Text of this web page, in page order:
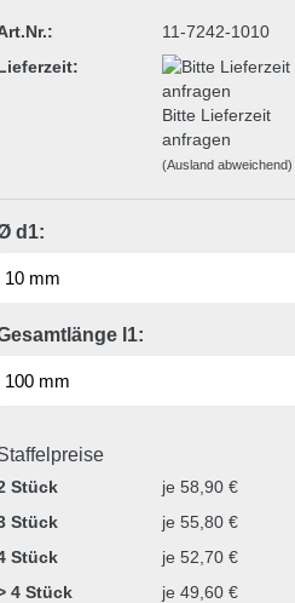
11-7242-1010
Bitte Lieferzeit
anfragen
(Ausland abweichend)
d1:
l1:
Stück
je 58,90 €
Stück
je 55,80 €
Stück
je 52,70 €
4 Stück
je 49,60 €